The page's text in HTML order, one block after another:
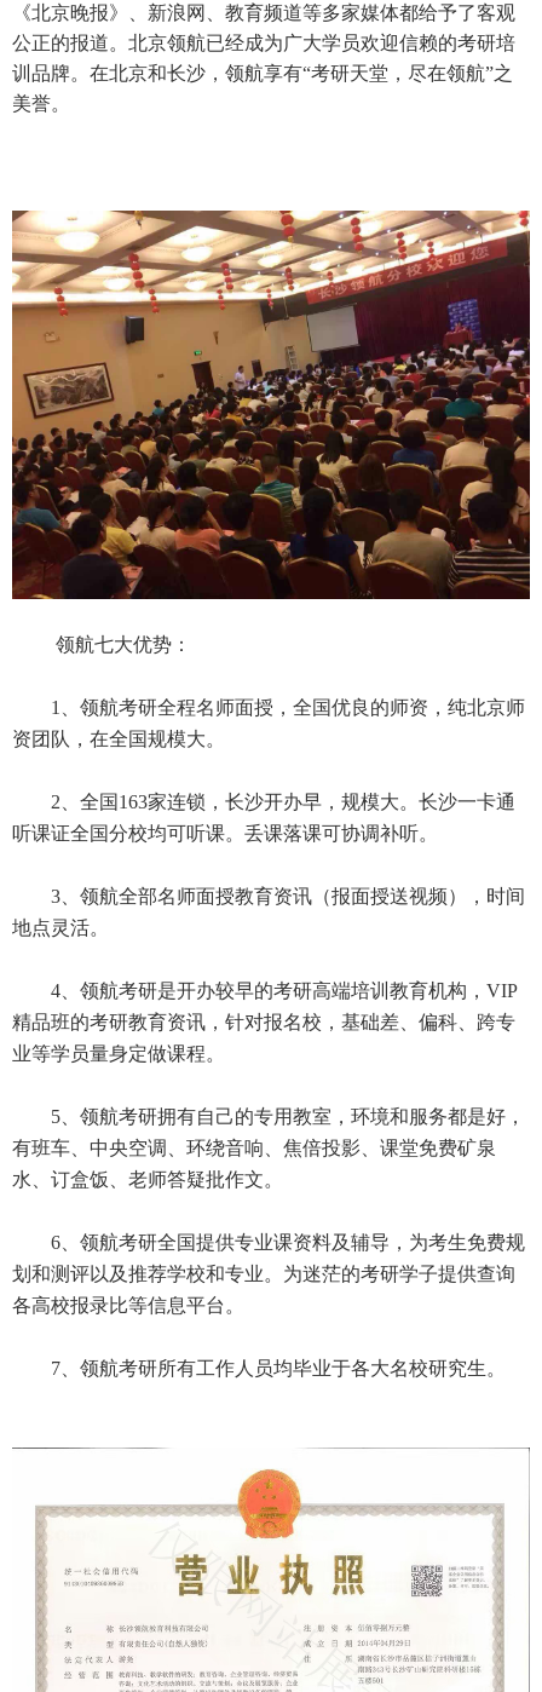
《北京晚报》、新浪网、教育频道等多家媒体都给予了客观
公正的报道。北京领航已经成为广大学员欢迎信赖的考研培
训品牌。在北京和长沙，领航享有“考研天堂，尽在领航”之
美誉。
领航七大优势：
1、领航考研全程名师面授，全国优良的师资，纯北京师
资团队，在全国规模大。
2、全国163家连锁，长沙开办早，规模大。长沙一卡通
听课证全国分校均可听课。丢课落课可协调补听。
3、领航全部名师面授教育资讯（报面授送视频），时间
地点灵活。
4、领航考研是开办较早的考研高端培训教育机构，VIP
精品班的考研教育资讯，针对报名校，基础差、偏科、跨专
业等学员量身定做课程。
5、领航考研拥有自己的专用教室，环境和服务都是好，
有班车、中央空调、环绕音响、焦倍投影、课堂免费矿泉
水、订盒饭、老师答疑批作文。
6、领航考研全国提供专业课资料及辅导，为考生免费规
划和测评以及推荐学校和专业。为迷茫的考研学子提供查询
各高校报录比等信息平台。
7、领航考研所有工作人员均毕业于各大名校研究生。